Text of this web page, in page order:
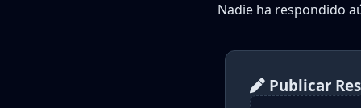
Nadie ha respondido
Publicar